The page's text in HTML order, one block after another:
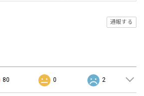
通報する
80 0 2